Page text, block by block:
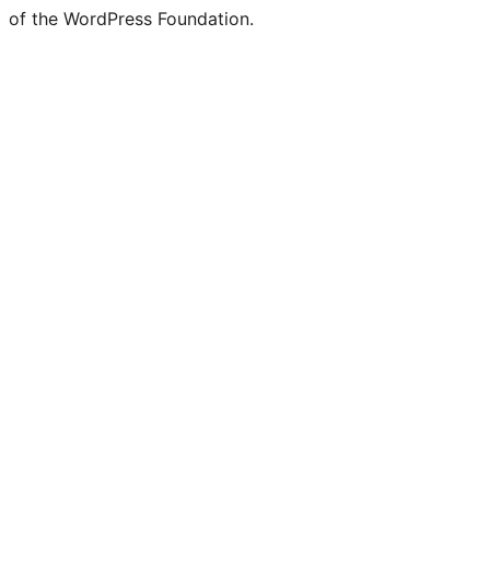
of the WordPress Foundation.